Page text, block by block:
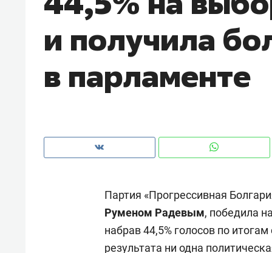
и получила
в парламенте
Партия «Прогрессивная
Руменом Радевым, победила
набрав 44,5% голосов по
результата ни одна
чем интересен Оман?
Рекомендуем
Как ГК «МИР ГРУПП» и ВТБ
создают оазис жилого
комфорта под Казанью
150
ID